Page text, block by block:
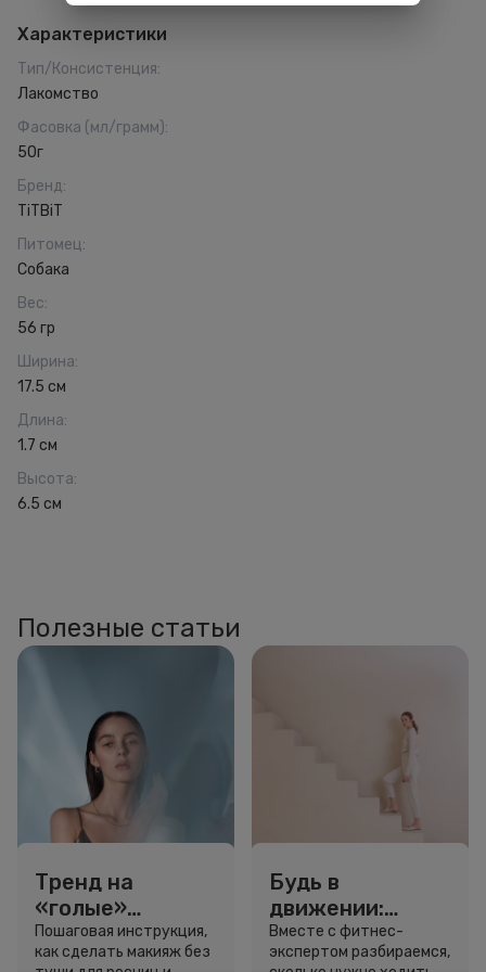
Характеристики
Тип/Консистенция:
Лакомство
Фасовка (мл/грамм):
50г
Бренд:
TiTBiT
Питомец:
Собака
Вес:
56 гр
Ширина:
17.5 см
Длина:
1.7 см
Высота:
6.5 см
Полезные статьи
Тренд на
«голые»
ресницы: как
выглядеть
Пошаговая инструкция,
как сделать макияж без
Будь в
движении:
сколько нужно
шагов для
Вместе с фитнес-
экспертом разбираемся,